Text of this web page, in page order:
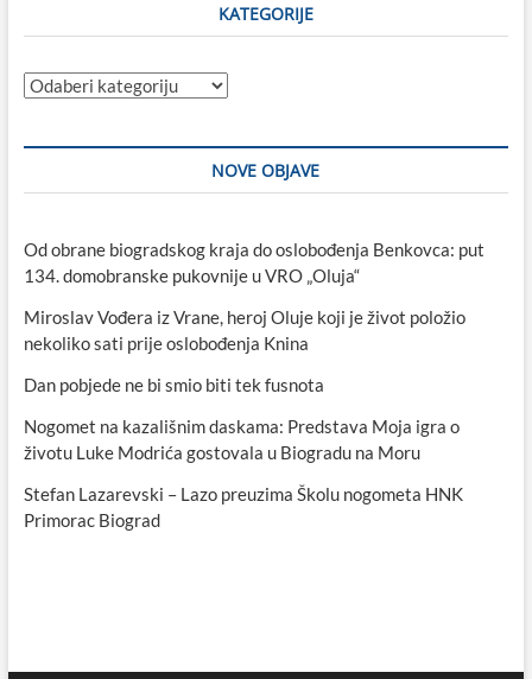
KATEGORIJE
Kategorije
NOVE OBJAVE
Od obrane biogradskog kraja do oslobođenja Benkovca: put
134. domobranske pukovnije u VRO „Oluja“
Miroslav Vođera iz Vrane, heroj Oluje koji je život položio
nekoliko sati prije oslobođenja Knina
Dan pobjede ne bi smio biti tek fusnota
Nogomet na kazališnim daskama: Predstava Moja igra o
životu Luke Modrića gostovala u Biogradu na Moru
Stefan Lazarevski – Lazo preuzima Školu nogometa HNK
Primorac Biograd